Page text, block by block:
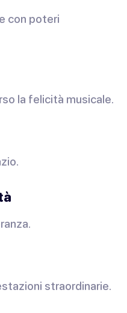
con poteri
la felicità musicale.
straordinarie.